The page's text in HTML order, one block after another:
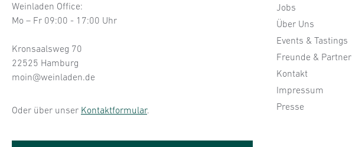
Weinladen Office:
Mo – Fr 09:00 - 17:00 Uhr
Kronsaalsweg 70
22525 Hamburg
moin@weinladen.de
Oder über unser Kontaktformular.
Jobs
Über Uns
Events & Tastings
Freunde & Partner
Kontakt
Impressum
Presse